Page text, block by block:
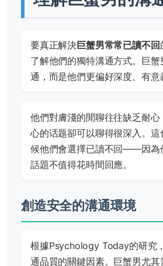
要真正解決巨蟹男常常已讀不回
了解他們的獨特溝通方式。巨
通，而是他們更偏好深度、有意
他們對膚淺的閒聊往往缺乏耐
心的话题卻可以聊得很深入。
候他們會選擇已讀不回——因為
話題不值得花時間回應。
創造安全的溝通環境
根據Psychology Today的研究
通品質的關鍵因素。巨蟹男尤